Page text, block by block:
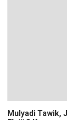
Mulyadi Tawik,